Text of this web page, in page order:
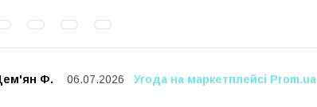
Ф. 06.07.2026 Угода на маркетплейсі Prom.ua